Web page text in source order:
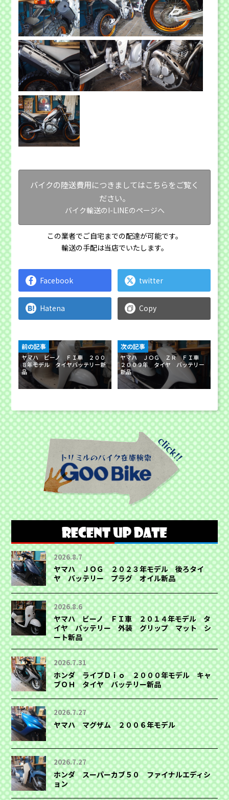
バイクの陸送費用につきましてはこちらをご覧く
ださい。
バイク輸送のI-LINEのページへ
この業者でご自宅までの配達が可能です。
輸送の手配は当店でいたします。
Facebook twitter
Hatena Copy
ヤマハ ビーノ ＦＩ車 ２００
８年モデル タイヤバッテリー新
品
前の記事
ヤマハ ＪＯＧ ＺＲ ＦＩ車
２００９年 タイヤ バッテリー
新品
次の記事
2026.8.7
ヤマハ ＪＯＧ ２０２３年モデル 後ろタイ
ヤ バッテリー プラグ オイル新品
2026.8.6
ヤマハ ビーノ ＦＩ車 ２０１４年モデル タ
イヤ バッテリー 外装 グリップ マット シ
ート新品
2026.7.31
ホンダ ライブＤｉｏ ２０００年モデル キャ
ブＯＨ タイヤ バッテリー新品
2026.7.27
ヤマハ マグザム ２００６年モデル
2026.7.27
ホンダ スーパーカブ５０ ファイナルエディシ
ョン